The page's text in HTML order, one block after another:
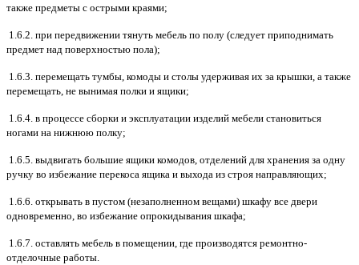
также предметы с острыми краями;
1.6.2. при передвижении тянуть мебель по полу (следует приподнимать
предмет над поверхностью пола);
1.6.3. перемещать тумбы, комоды и столы удерживая их за крышки, а также
перемещать, не вынимая полки и ящики;
1.6.4. в процессе сборки и эксплуатации изделий мебели становиться
ногами на нижнюю полку;
1.6.5. выдвигать большие ящики комодов, отделений для хранения за одну
ручку во избежание перекоса ящика и выхода из строя направляющих;
1.6.6. открывать в пустом (незаполненном вещами) шкафу все двери
одновременно, во избежание опрокидывания шкафа;
1.6.7. оставлять мебель в помещении, где производятся ремонтно-
отделочные работы.